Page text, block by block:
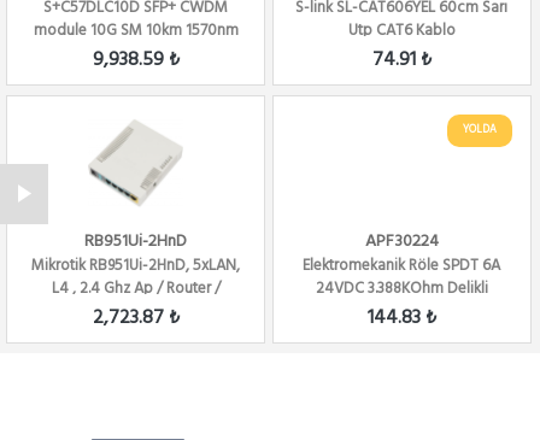
S+C57DLC10D SFP+ CWDM
module 10G SM 10km 1570nm
LC-connector DDM
9,938.59 ₺
S-link SL-CAT606YEL 60cm Sarı
Utp CAT6 Kablo
74.91 ₺
RB951Ui-2HnD
Mikrotik RB951Ui-2HnD, 5xLAN,
L4 , 2.4 Ghz Ap / Router /
Firewall ...
2,723.87 ₺
YOLDA
APF30224
Elektromekanik Röle SPDT 6A
24VDC 3.388KOhm Delikli
144.83 ₺